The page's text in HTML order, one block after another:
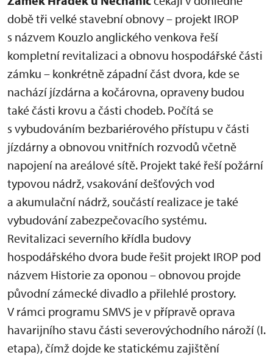
době tři velké stavební obnovy – projekt IROP
s názvem Kouzlo anglického venkova řeší
kompletní revitalizaci a obnovu hospodářské části
zámku – konkrétně západní část dvora, kde se
nachází jízdárna a kočárovna, opraveny budou
také části krovu a části chodeb. Počítá se
s vybudováním bezbariérového přístupu v části
jízdárny a obnovou vnitřních rozvodů včetně
napojení na areálové sítě. Projekt také řeší požární
typovou nádrž, vsakování dešťových vod
a akumulační nádrž, součástí realizace je také
vybudování zabezpečovacího systému.
Revitalizaci severního křídla budovy
hospodářského dvora bude řešit projekt IROP pod
názvem Historie za oponou – obnovou projde
původní zámecké divadlo a přilehlé prostory.
V rámci programu SMVS je v přípravě oprava
havarijního stavu části severovýchodního nároží (I.
etapa), čímž dojde ke statickému zajištění